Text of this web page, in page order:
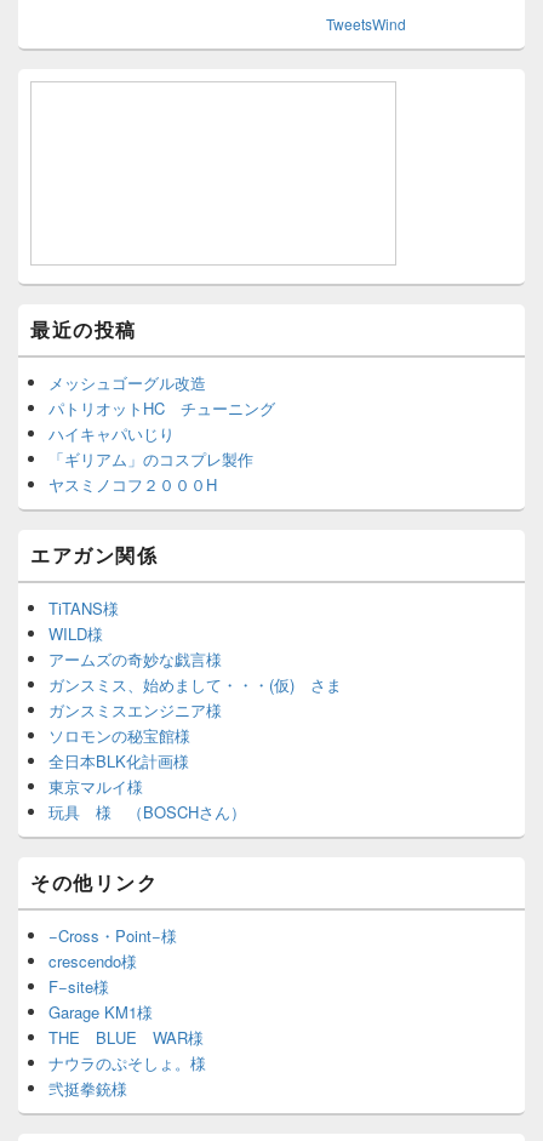
TweetsWind
最近の投稿
メッシュゴーグル改造
パトリオットHC チューニング
ハイキャパいじり
「ギリアム」のコスプレ製作
ヤスミノコフ２０００H
エアガン関係
TiTANS様
WILD様
アームズの奇妙な戯言様
ガンスミス、始めまして・・・(仮) さま
ガンスミスエンジニア様
ソロモンの秘宝館様
全日本BLK化計画様
東京マルイ様
玩具 様 （BOSCHさん）
その他リンク
−Cross・Point−様
crescendo様
F−site様
Garage KM1様
THE BLUE WAR様
ナウラのぷそしょ。様
弐挺拳銃様